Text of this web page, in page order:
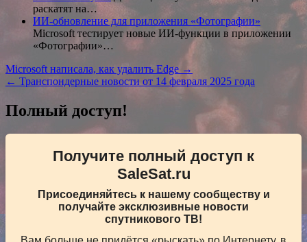
раскатят на…
ИИ-обновление для приложения «Фотографии»
Microsoft тестирует новые ИИ-функции в приложении
«Фотографии»…
Навигация
по
записям
Microsoft написала, как удалить Edge →
← Транспондерные новости от 14 февраля 2025 года
Полный доступ!
Получите полный доступ к
SaleSat.ru
Присоединяйтесь к нашему сообществу и
получайте эксклюзивные новости
спутникового ТВ!